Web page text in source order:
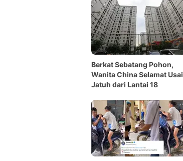
Berkat Sebatang Pohon,
Wanita China Selamat Usai
Jatuh dari Lantai 18